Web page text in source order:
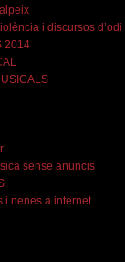
i discursos d’odi
2014
sense anuncis
i nenes a internet